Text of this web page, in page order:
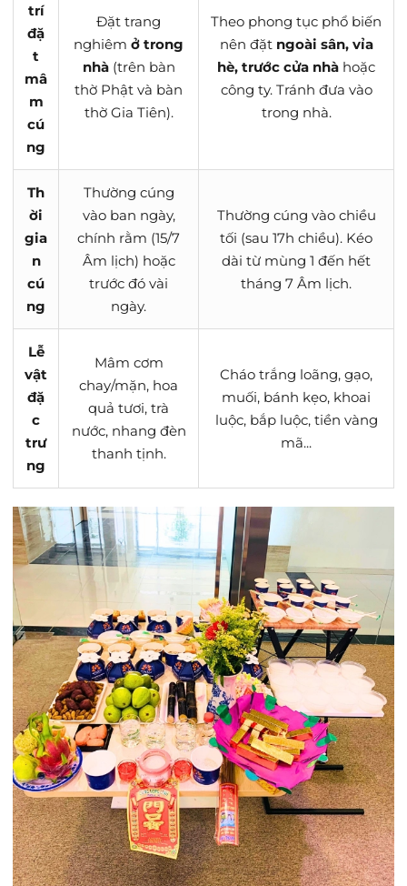
trí
đặ
t
mâ
m
cú
ng
Đặt trang
nghiêm ở trong
nhà(trên bàn
thờ Phật và bàn
thờ Gia Tiên).
Theo phong tục phổ biến
nên đặt ngoài sân, vỉa
hè, trước cửa nhà hoặc
công ty. Tránh đưa vào
trong nhà.
Th
ời
gia
n
cú
ng
Thường cúng
vào ban ngày,
chính rằm (15/7
Âm lịch) hoặc
trước đó vài
ngày.
Thường cúng vào chiều
tối (sau 17h chiều). Kéo
dài từ mùng 1 đến hết
tháng 7 Âm lịch.
Lễ
vật
đặ
c
trư
ng
Mâm cơm
chay/mặn, hoa
quả tươi, trà
nước, nhang đèn
thanh tịnh.
Cháo trắng loãng, gạo,
muối, bánh kẹo, khoai
luộc, bắp luộc, tiền vàng
mã...